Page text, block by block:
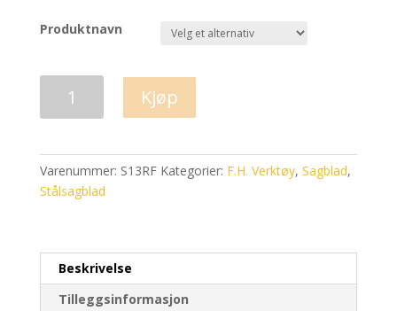
Produktnavn
S13RF
Kjøp
Varenummer: S13RF Kategorier: F.H. Verktøy, Sagblad,
Stålsagblad
Beskrivelse
Tilleggsinformasjon